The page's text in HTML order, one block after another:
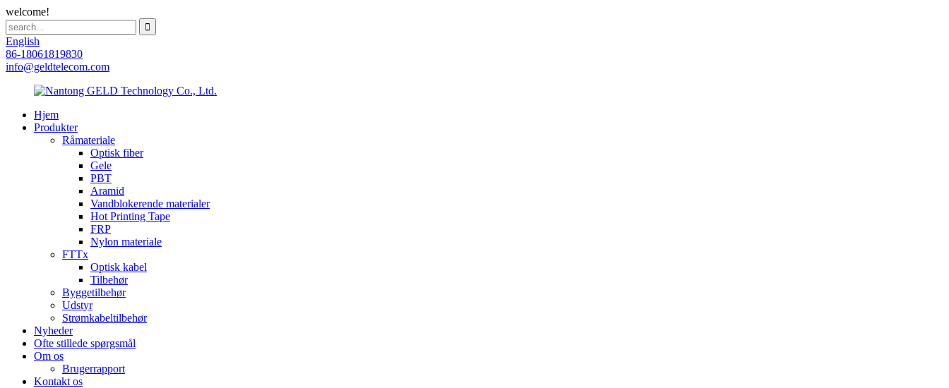
welcome!
English
86-18061819830
info@geldtelecom.com
Hjem
Produkter
Råmateriale
Optisk fiber
Gele
PBT
Aramid
Vandblokerende materialer
Hot Printing Tape
FRP
Nylon materiale
FTTx
Optisk kabel
Tilbehør
Byggetilbehør
Udstyr
Strømkabeltilbehør
Nyheder
Ofte stillede spørgsmål
Om os
Brugerrapport
Kontakt os